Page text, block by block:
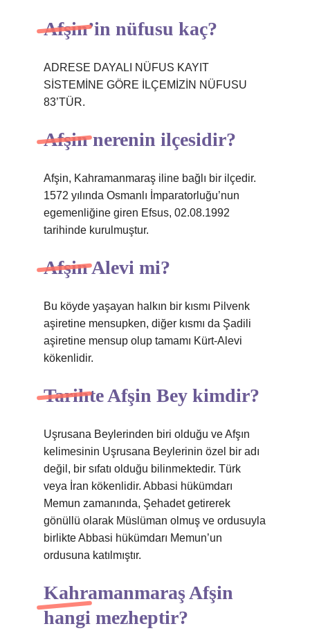
Afşin’in nüfusu kaç?
ADRESE DAYALI NÜFUS KAYIT
SİSTEMİNE GÖRE İLÇEMİZİN NÜFUSU
83’TÜR.
Afşin nerenin ilçesidir?
Afşin, Kahramanmaraş iline bağlı bir ilçedir.
1572 yılında Osmanlı İmparatorluğu’nun
egemenliğine giren Efsus, 02.08.1992
tarihinde kurulmuştur.
Afşin Alevi mi?
Bu köyde yaşayan halkın bir kısmı Pilvenk
aşiretine mensupken, diğer kısmı da Şadili
aşiretine mensup olup tamamı Kürt-Alevi
kökenlidir.
Tarihte Afşin Bey kimdir?
Uşrusana Beylerinden biri olduğu ve Afşın
kelimesinin Uşrusana Beylerinin özel bir adı
değil, bir sıfatı olduğu bilinmektedir. Türk
veya İran kökenlidir. Abbasi hükümdarı
Memun zamanında, Şehadet getirerek
gönüllü olarak Müslüman olmuş ve ordusuyla
birlikte Abbasi hükümdarı Memun’un
ordusuna katılmıştır.
Kahramanmaraş Afşin
hangi mezheptir?